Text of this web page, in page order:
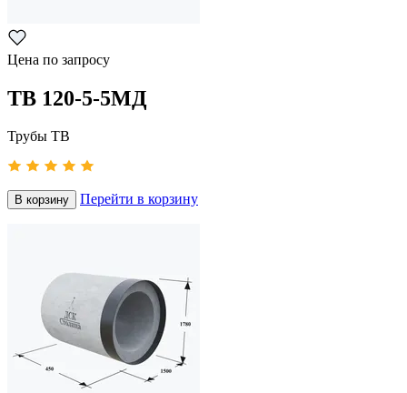
Цена по запросу
ТВ 120-5-5МД
Трубы ТВ
В корзину Перейти в корзину